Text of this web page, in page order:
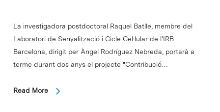
La investigadora postdoctoral Raquel Batlle, membre del
Laboratori de Senyalització i Cicle Cel·lular de l'IRB
Barcelona, dirigit per Àngel Rodríguez Nebreda, portarà a
terme durant dos anys el projecte "Contribució…
Read More